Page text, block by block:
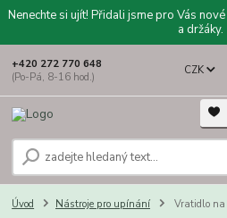
Nenechte si ujít! Přidali jsme pro Vás
a držáky.
CZK
+420 272 770 648
(Po-Pá, 8-16 hod.)
Úvod Nástroje pro upínání Vratidlo